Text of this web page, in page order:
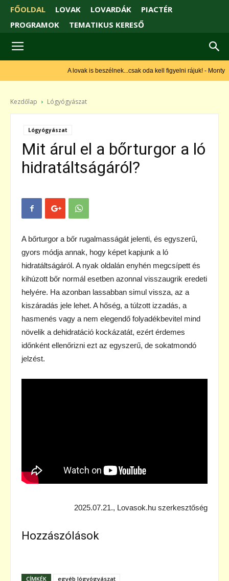
FŐOLDAL LOVAK LOVARDÁK
PIACTÉR
PROGRAMOK
TEMATIKUS KERESŐ
A lovak is beszélnek...csak oda kell figyelni rájuk! - Monty
Kezdőlap Lógyógyászat
Lógyógyászat
Mit árul el a bőrturgor a ló
hidratáltságáról?
A bőrturgor a bőr rugalmasságát jelenti, és egyszerű,
gyors módja annak, hogy képet kapjunk a ló
hidratáltságáról. A nyak oldalán enyhén megcsípett és
kihúzott bőr normál esetben azonnal visszaugrik eredeti
helyére. Ha azonban lassabban simul vissza, az a
kiszáradás jele lehet. A hőség, a túlzott izzadás, a
hasmenés vagy a nem elegendő folyadékbevitel mind
növelik a dehidratáció kockázatát, ezért érdemes
időnként ellenőrizni ezt az egyszerű, de sokatmondó
jelzést.
2025.07.21., Lovasok.hu szerkesztőség
Hozzászólások
CÍMKÉK egyéb lógyógyászat